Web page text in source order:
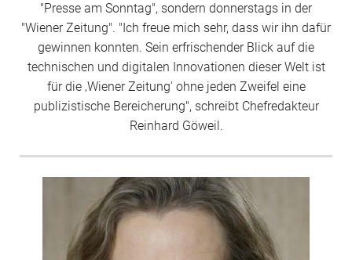
"Presse am Sonntag", sondern donnerstags in der
"Wiener Zeitung". "Ich freue mich sehr, dass wir ihn dafür
gewinnen konnten. Sein erfrischender Blick auf die
technischen und digitalen Innovationen dieser Welt ist
für die ‚Wiener Zeitung' ohne jeden Zweifel eine
publizistische Bereicherung", schreibt Chefredakteur
Reinhard Göweil.